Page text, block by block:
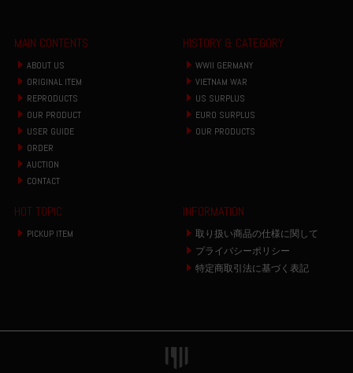
MAIN CONTENTS
ABOUT US
ORIGINAL ITEM
REPRODUCTS
OUR PRODUCT
USER GUIDE
ORDER
AUCTION
CONTACT
HISTORY & CATEGORY
WWII GERMANY
VIETNAM WAR
US SURPLUS
EURO SURPLUS
OUR PRODUCTS
HOT TOPIC
PICKUP ITEM
INFORMATION
取り扱い商品の仕様に関して
プライバシーポリシー
特定商取引法に基づく表記